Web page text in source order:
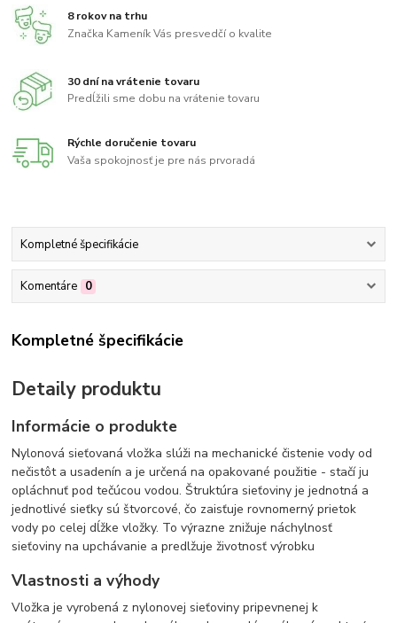
8 rokov na trhu
Značka Kameník Vás presvedčí o kvalite
30 dní na vrátenie tovaru
Predĺžili sme dobu na vrátenie tovaru
Rýchle doručenie tovaru
Vaša spokojnosť je pre nás prvoradá
Kompletné špecifikácie
Komentáre 0
Kompletné špecifikácie
Detaily produktu
Informácie o produkte
Nylonová sieťovaná vložka slúži na mechanické čistenie vody od
nečistôt a usadenín a je určená na opakované použitie - stačí ju
opláchnuť pod tečúcou vodou. Štruktúra sieťoviny je jednotná a
jednotlivé sieťky sú štvorcové, čo zaisťuje rovnomerný prietok
vody po celej dĺžke vložky. To výrazne znižuje náchylnosť
sieťoviny na upchávanie a predlžuje životnosť výrobku
Vlastnosti a výhody
Vložka je vyrobená z nylonovej sieťoviny pripevnenej k